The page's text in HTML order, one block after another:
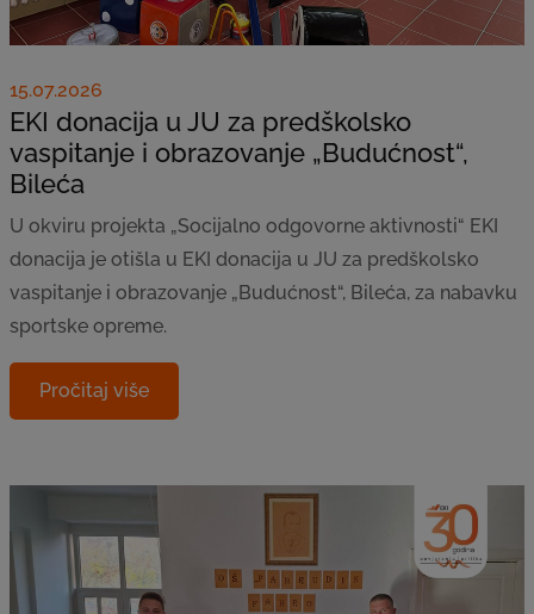
15.07.2026
EKI donacija u JU za predškolsko
vaspitanje i obrazovanje „Budućnost“,
Bileća
U okviru projekta „Socijalno odgovorne aktivnosti“ EKI
donacija je otišla u EKI donacija u JU za predškolsko
vaspitanje i obrazovanje „Budućnost“, Bileća, za nabavku
sportske opreme.
Pročitaj više